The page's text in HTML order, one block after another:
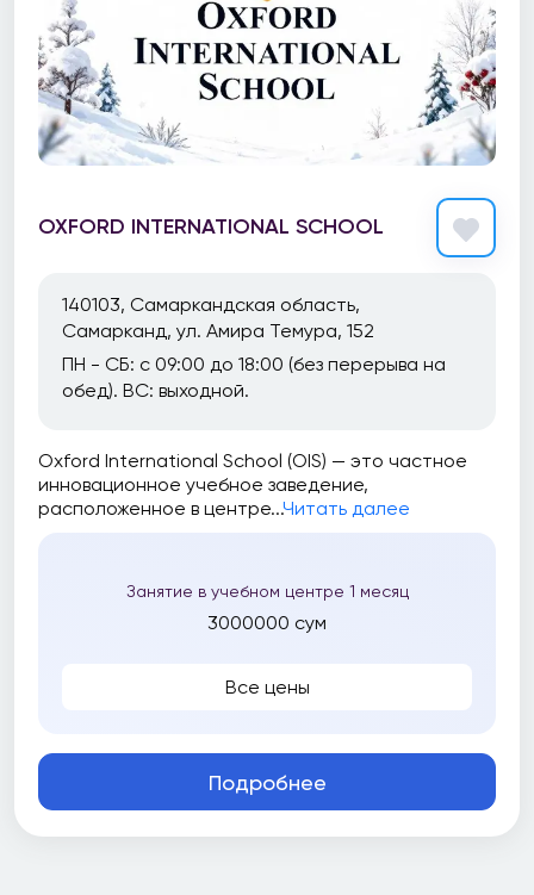
OXFORD INTERNATIONAL SCHOOL
140103, Самаркандская область,
Самарканд, ул. Амира Темура, 152
ПН - СБ: с 09:00 до 18:00 (без перерыва на
обед). ВС: выходной.
Oxford International School (OIS) — это частное
инновационное учебное заведение,
расположенное в центре...Читать далее
Занятие в учебном центре 1 месяц
3000000 сум
Все цены
Подробнее